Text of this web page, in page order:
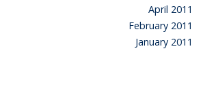
April 2011
February 2011
January 2011